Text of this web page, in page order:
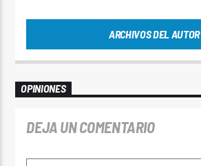
ARCHIVOS DEL AUTOR
OPINIONES
DEJA UN COMENTARIO